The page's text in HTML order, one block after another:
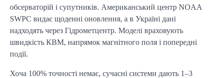
обсерваторій і супутників. Американський центр NOAA
SWPC видає щоденні оновлення, а в Україні дані
надходять через Гідрометцентр. Моделі враховують
швидкість КВМ, напрямок магнітного поля і попередні
події.
Хоча 100% точності немає, сучасні системи дають 1–3